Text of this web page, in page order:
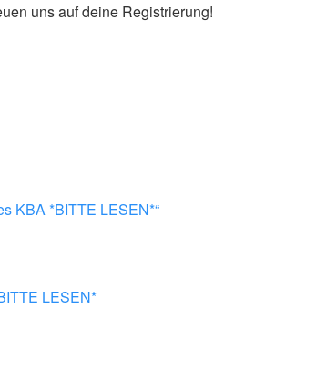
uns auf deine Registrierung!
KBA *BITTE LESEN*“
LESEN*